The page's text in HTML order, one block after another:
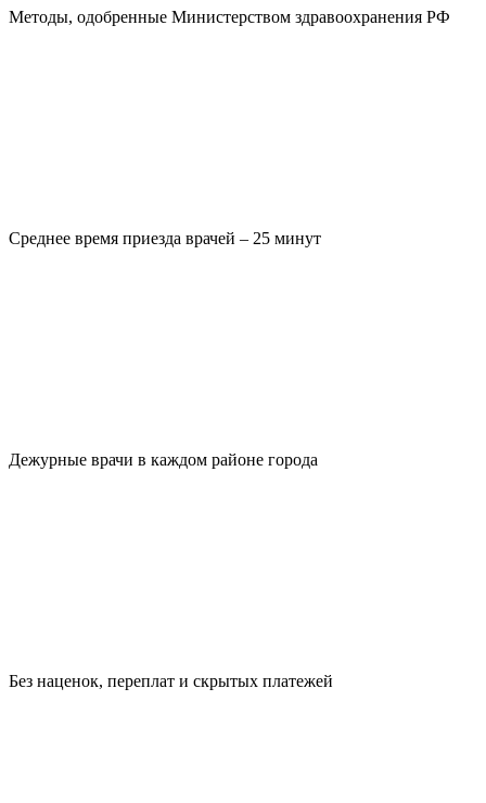
Методы, одобренные Министерством здравоохранения РФ
Среднее время приезда врачей – 25 минут
Дежурные врачи в каждом районе города
Без наценок, переплат и скрытых платежей